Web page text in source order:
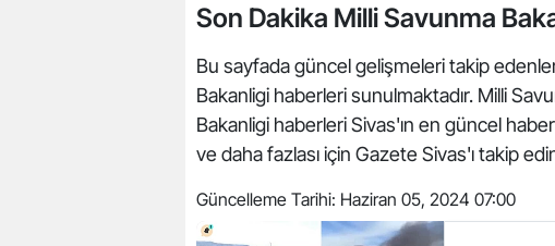
Son Dakika Milli Savunma
Bu sayfada güncel gelişmeleri takip
Bakanligi haberleri sunulmaktadır. Milli
Bakanligi haberleri Sivas'ın en güncel
ve daha fazlası için Gazete Sivas'ı takip
Güncelleme Tarihi: Haziran 05, 2024 07:00